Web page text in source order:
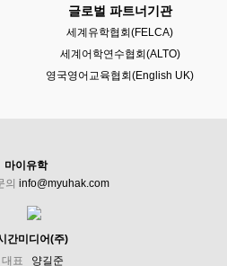
글로벌 파트너기관
세계유학협회(FELCA)
세계어학연수협회(ALTO)
영국영어교육협회(English UK)
마이유학
의 info@myuhak.com
간미디어(주)
대표
양길준